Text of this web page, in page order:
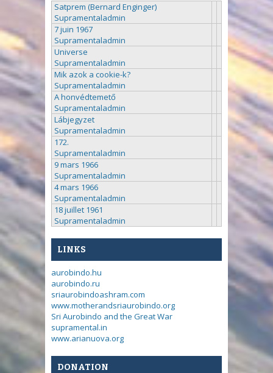
Satprem (Bernard Enginger)
Supramentaladmin
7 juin 1967
Supramentaladmin
Universe
Supramentaladmin
Mik azok a cookie-k?
Supramentaladmin
A honvédtemető
Supramentaladmin
Lábjegyzet
Supramentaladmin
172.
Supramentaladmin
9 mars 1966
Supramentaladmin
4 mars 1966
Supramentaladmin
18 juillet 1961
Supramentaladmin
LINKS
aurobindo.hu
aurobindo.ru
sriaurobindoashram.com
www.motherandsriaurobindo.org
Sri Aurobindo and the Great War
supramental.in
www.arianuova.org
DONATION